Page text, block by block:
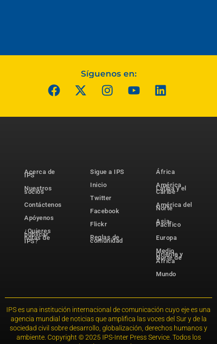
Síguenos en:
Acerca de
IPS
Nuestros
socios
Contáctenos
Apóyenos
¿Quieres
publicar
notas de
IPS?
Sigue a IPS
Inicio
Twitter
Facebook
Flickr
Reglas de
comunidad
África
América
Latina y el
Caribe
América del
Norte
Asia-
Pacífico
Europa
Medio
Oriente y
Norte de
África
Mundo
IPS es una institución internacional de comunicación cuyo eje es una
agencia mundial de noticias que amplifica las voces del Sur y de la
sociedad civil sobre desarrollo, globalización, derechos humanos y
ambiente. Copyright © 2025 IPS-Inter Press Service. Todos los